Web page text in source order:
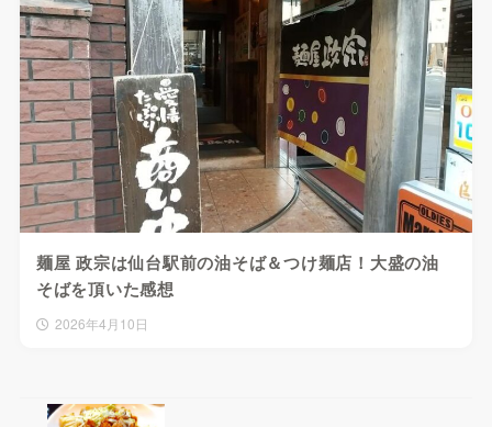
麺屋 政宗は仙台駅前の油そば＆つけ麺店！大盛の油
そばを頂いた感想
2026年4月10日